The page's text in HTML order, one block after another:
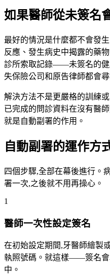
如果醫師從未簽名
最好的情況是什麼都不會發
反應、發生病史中揭露的藥
診所索取記錄——未簽名的健
失保險公司和原告律師都會
解決方法不是更嚴格的訓練
已完成的問診資料在沒有醫
就是自動副署的作用。
自動副署的運作方
四個步驟,全部在幕後進行。
署一次,之後就不用再操心。
1
醫師一次性設定簽名
在初始設定期間,牙醫師繪製
執照號碼。就這樣——簽名會
中。